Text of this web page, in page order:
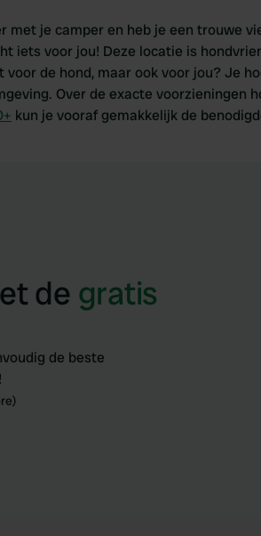
met je camper en heb je een trouwe
iets voor jou! Deze locatie is
de hond, maar ook voor jou? Je
Over de exacte voorzieningen
kun je vooraf gemakkelijk de
de gratis
de beste